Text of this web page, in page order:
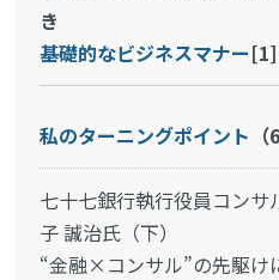
き
基礎的なビジネスマナー
私のターニングポイント
七十七銀行執行役員コン
子 誠治氏（下）
“金融×コンサル”の先駆け